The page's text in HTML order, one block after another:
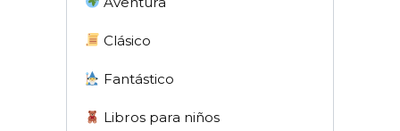
Clásico
Fantástico
Libros para niños